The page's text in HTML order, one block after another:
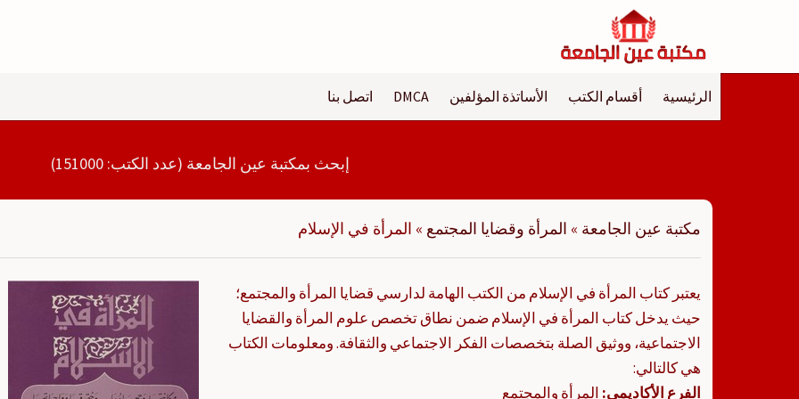
الرئيسية أقسام الكتب الأساتذة المؤلفين DMCA اتصل بنا
إبحث بمكتبة عين الجامعة (عدد الكتب: 151000)
مكتبة عين الجامعة » المرأة وقضايا المجتمع » المرأة في الإسلام
يعتبر كتاب المرأة في الإسلام من الكتب الهامة لدارسي قضايا المرأة والمجتمع؛
حيث يدخل كتاب المرأة في الإسلام ضمن نطاق تخصص علوم المرأة والقضايا
الاجتماعية، ووثيق الصلة بتخصصات الفكر الاجتماعي والثقافة. ومعلومات الكتاب
هي كالتالي:
الفرع الأكاديمي: المرأة والمجتمع